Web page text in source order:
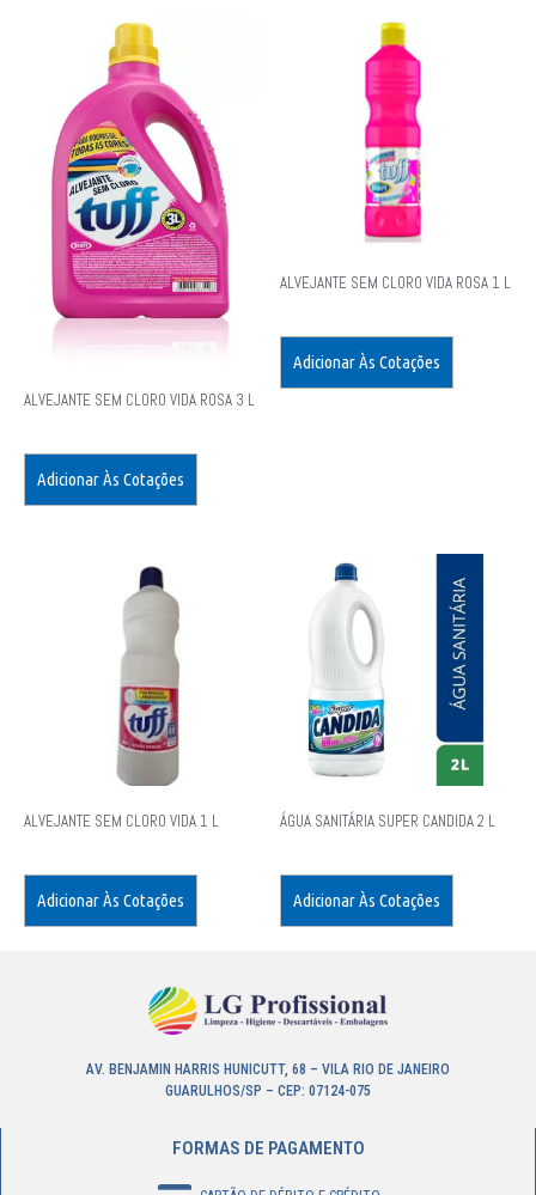
ALVEJANTE SEM CLORO VIDA ROSA 3 L
Adicionar Às Cotações
ALVEJANTE SEM CLORO VIDA ROSA 1 L
Adicionar Às Cotações
ALVEJANTE SEM CLORO VIDA 1 L
Adicionar Às Cotações
ÁGUA SANITÁRIA SUPER CANDIDA 2 L
Adicionar Às Cotações
AV. BENJAMIN HARRIS HUNICUTT, 68 – VILA RIO DE JANEIRO
GUARULHOS/SP – CEP: 07124-075
FORMAS DE PAGAMENTO